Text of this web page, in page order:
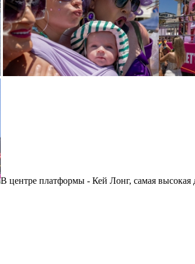
В центре платформы - Кей Лонг, самая высокая